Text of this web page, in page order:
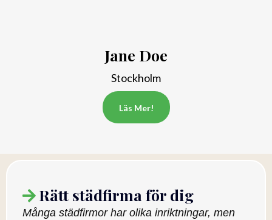
Jane Doe
Stockholm
Läs Mer!
Rätt städfirma för dig
Många städfirmor har olika inriktningar, men